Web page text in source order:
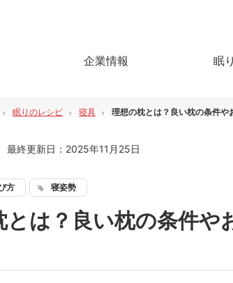
企業情報 眠
眠りのレシピ 寝具 理想の枕とは？良い枕の条件や
最終更新日： 2025年11月25日
方 寝姿勢
とは？良い枕の条件や